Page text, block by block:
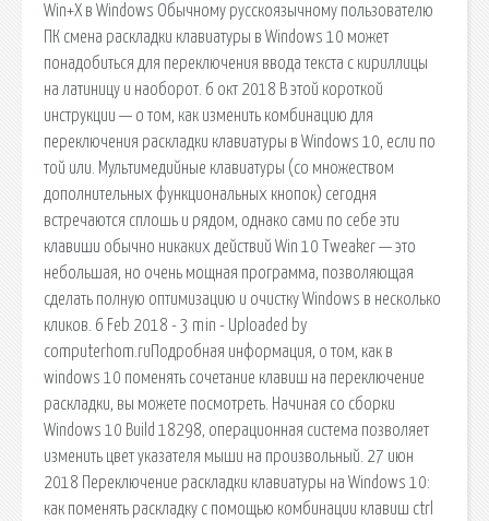
Win+X в Windows Обычному русскоязычному пользователю
ПК смена раскладки клавиатуры в Windows 10 может
понадобиться для переключения ввода текста с кириллицы
на латиницу и наоборот. 6 окт 2018 В этой короткой
инструкции — о том, как изменить комбинацию для
переключения раскладки клавиатуры в Windows 10, если по
той или. Мультимедийные клавиатуры (со множеством
дополнительных функциональных кнопок) сегодня
встречаются сплошь и рядом, однако сами по себе эти
клавиши обычно никаких действий Win 10 Tweaker — это
небольшая, но очень мощная программа, позволяющая
сделать полную оптимизацию и очистку Windows в несколько
кликов. 6 Feb 2018 - 3 min - Uploaded by
computerhom.ruПодробная информация, о том, как в
windows 10 поменять сочетание клавиш на переключение
раскладки, вы можете посмотреть. Начиная со сборки
Windows 10 Build 18298, операционная система позволяет
изменить цвет указателя мыши на произвольный. 27 июн
2018 Переключение раскладки клавиатуры на Windows 10:
как поменять раскладку с помощью комбинации клавиш ctrl